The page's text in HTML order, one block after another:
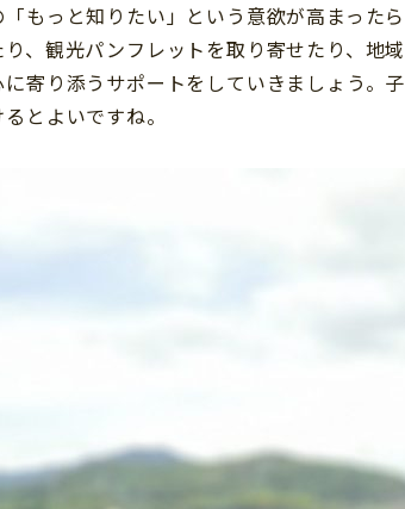
「もっと知りたい」という意欲が高まった
り、観光パンフレットを取り寄せたり、地
に寄り添うサポートをしていきましょう。
とよいですね。